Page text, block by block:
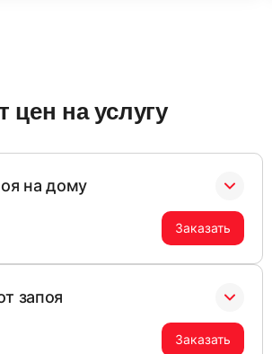
цен на услугу
на дому
Заказать
мониторинг жизненных
безопасную
и снижение риска
запоя
Заказать